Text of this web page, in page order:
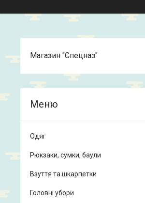
Магазин "Спецназ"
Одяг
Рюкзаки, сумки, баули
Взуття та шкарпетки
Головні убори